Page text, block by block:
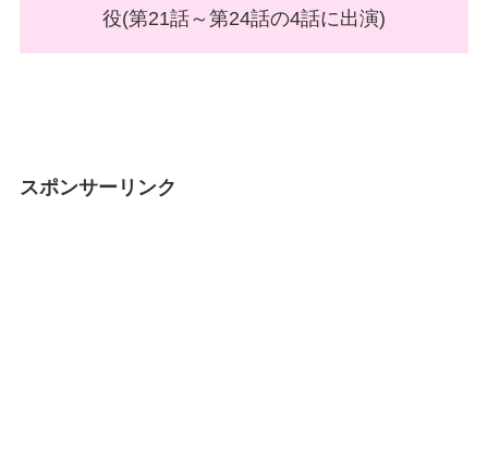
役(第21話～第24話の4話に出演)
スポンサーリンク